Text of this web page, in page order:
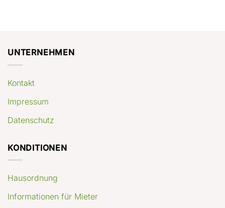
UNTERNEHMEN
Kontakt
Impressum
Datenschutz
KONDITIONEN
Hausordnung
Informationen für Mieter